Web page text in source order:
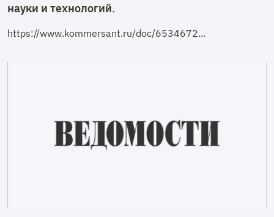
науки и технологий.
https://www.kommersant.ru/doc/6534672...